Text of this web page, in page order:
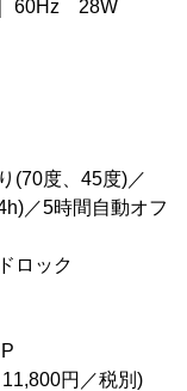
28W
度、45度)／
5時間自動オフ
ック
円／税別)